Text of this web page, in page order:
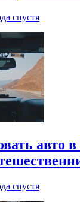
спустя
авто
спустя